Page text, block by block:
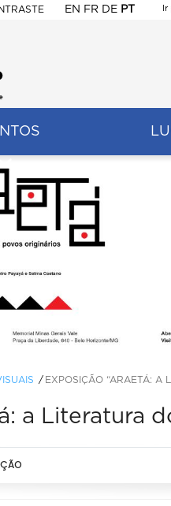
EN FR DE PT
EXPOSIÇÃO “ARAETÁ: A
a Literatura